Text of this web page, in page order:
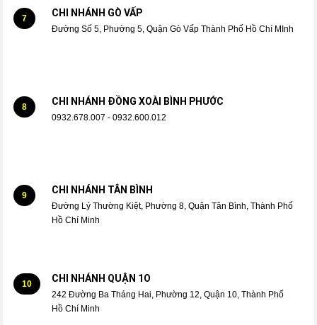
7 CHI NHÁNH GÒ VẤP
Đường Số 5, Phường 5, Quận Gò Vấp Thành Phố Hồ Chí MInh
8 CHI NHÁNH ĐỒNG XOÀI BÌNH PHƯỚC
0932.678.007 - 0932.600.012
9 CHI NHÁNH TÂN BÌNH
Đường Lý Thường Kiệt, Phường 8, Quận Tân Bình, Thành Phố
Hồ Chí Minh
10 CHI NHÁNH QUẬN 1O
242 Đường Ba Tháng Hai, Phường 12, Quận 10, Thành Phố
Hồ Chí Minh